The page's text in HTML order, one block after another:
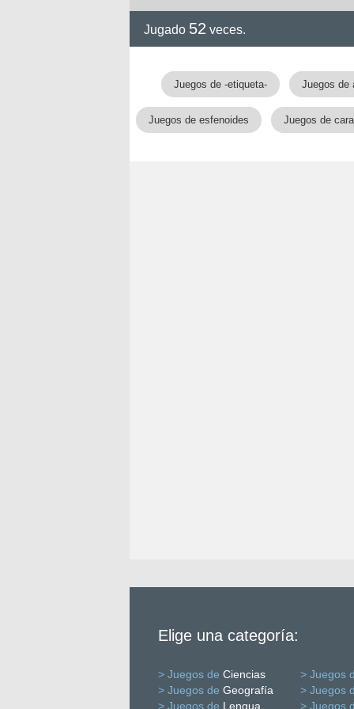
Jugado 52 veces.
Juegos de -etiqueta- Juegos de
Juegos de esfenoides Juegos de
Elige una categoría:
> Juegos de Ciencias
> Juegos
> Juegos de Geografía
> Juegos
> Juegos de Lengua > Juegos